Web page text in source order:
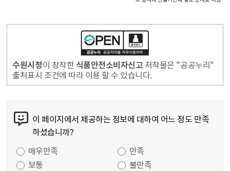
수원시청이 창작한식품안전소비자신고 저작물은 "공공누리"
출처표시 조건에 따라 이용 할 수 있습니다.
이 페이지에서 제공하는 정보에 대하여 어느 정도 만족
하셨습니까?
매우만족
만족
보통
불만족